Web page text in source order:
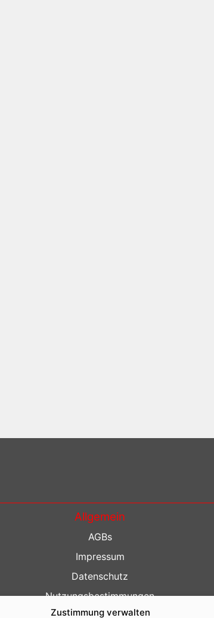
Zustimmung verwalten
Allgemein
AGBs
Impressum
Datenschutz
Nutzungsbestimmungen
Kontakt